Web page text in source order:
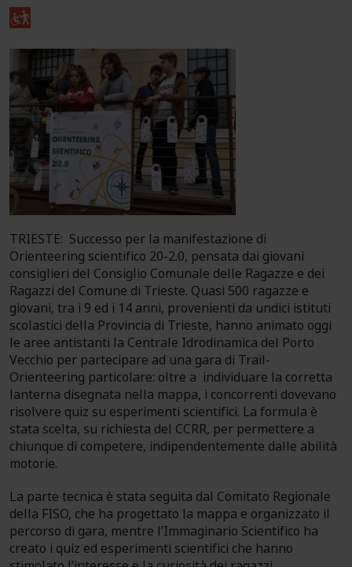
TRIESTE: Successo per la manifestazione di
Orienteering scientifico 20-2.0, pensata dai giovani
consiglieri del Consiglio Comunale delle Ragazze e dei
Ragazzi del Comune di Trieste. Quasi 500 ragazze e
giovani, tra i 9 ed i 14 anni, provenienti da undici istituti
scolastici della Provincia di Trieste, hanno animato oggi
le aree antistanti la Centrale Idrodinamica del Porto
Vecchio per partecipare ad una gara di Trail-
Orienteering particolare: oltre a individuare la corretta
lanterna disegnata nella mappa, i concorrenti dovevano
risolvere quiz su esperimenti scientifici. La formula è
stata scelta, su richiesta del CCRR, per permettere a
chiunque di competere, indipendentemente dalle abilità
motorie.
La parte tecnica è stata seguita dal Comitato Regionale
della FISO, che ha progettato la mappa e organizzato il
percorso di gara, mentre l’Immaginario Scientifico ha
creato i quiz ed esperimenti scientifici che hanno